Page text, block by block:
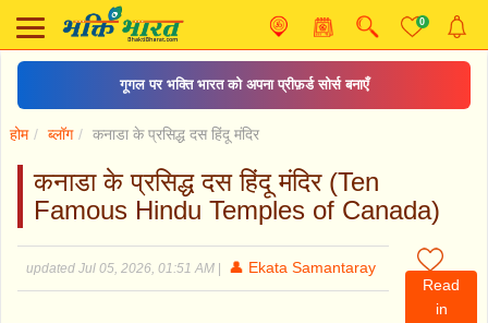
0
गूगल पर भक्ति भारत को अपना प्रीफ़र्ड सोर्स बनाएँ
होम ब्लॉग कनाडा के प्रसिद्ध दस हिंदू मंदिर
कनाडा के प्रसिद्ध दस हिंदू मंदिर (Ten
Famous Hindu Temples of Canada)
updated Jul 05, 2026, 01:51 AM
👤 Ekata Samantaray
Read
in